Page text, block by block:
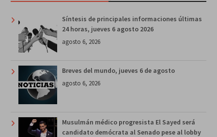
Síntesis de principales informaciones últimas
24 horas, jueves 6 agosto 2026
agosto 6, 2026
Breves del mundo, jueves 6 de agosto
agosto 6, 2026
Musulmán médico progresista El Sayed será
candidato demócrata al Senado pese al lobby